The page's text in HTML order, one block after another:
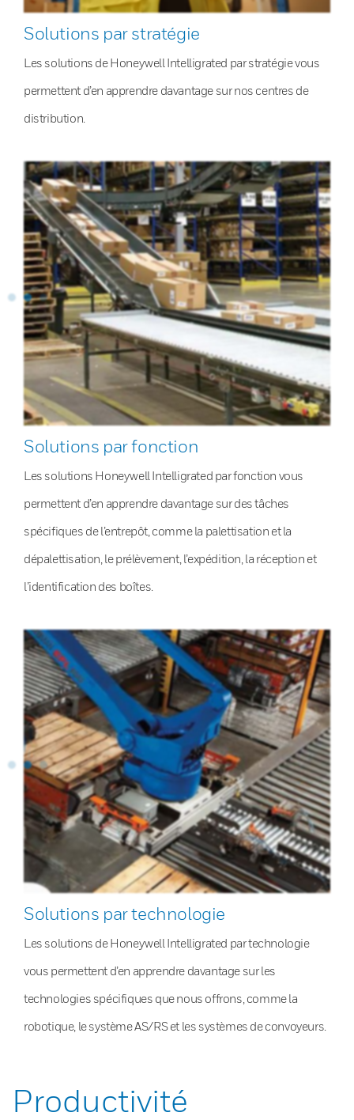
Solutions par stratégie
Les solutions de Honeywell Intelligrated par stratégie vous
permettent d’en apprendre davantage sur nos centres de
distribution.
Solutions par fonction
Les solutions Honeywell Intelligrated par fonction vous
permettent d’en apprendre davantage sur des tâches
spécifiques de l’entrepôt, comme la palettisation et la
dépalettisation, le prélèvement, l’expédition, la réception et
l’identification des boîtes.
Solutions par technologie
Les solutions de Honeywell Intelligrated par technologie
vous permettent d’en apprendre davantage sur les
technologies spécifiques que nous offrons, comme la
robotique, le système AS/RS et les systèmes de convoyeurs.
Productivité